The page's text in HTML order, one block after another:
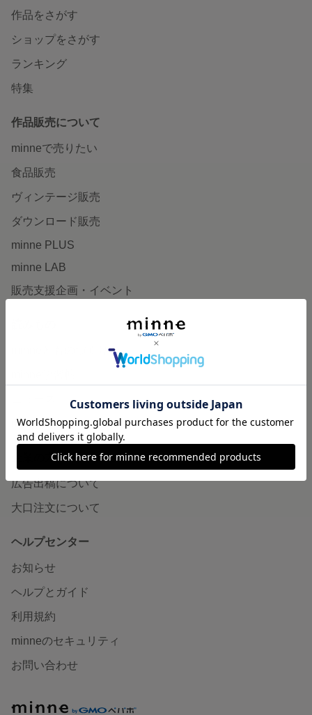
作品をさがす
ショップをさがす
ランキング
特集
作品販売について
minneで売りたい
食品販売
ヴィンテージ販売
ダウンロード販売
minne PLUS
minne LAB
販売支援企画・イベント
minneとものづくりと
minneの本
企業の方へ
広告出稿について
大口注文について
ヘルプセンター
お知らせ
ヘルプとガイド
利用規約
minneのセキュリティ
お問い合わせ